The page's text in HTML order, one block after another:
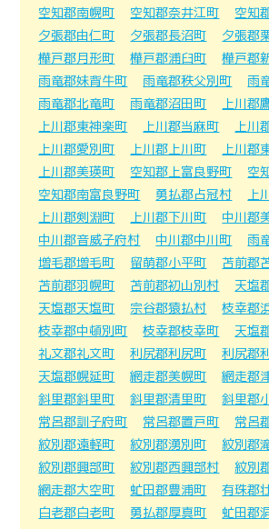
空知郡南幌町
空知郡奈井江町
空知
夕張郡由仁町
夕張郡長沼町
夕張郡
樺戸郡月形町
樺戸郡浦臼町
樺戸郡
雨竜郡妹背牛町
雨竜郡秩父別町
雨
雨竜郡北竜町
雨竜郡沼田町
上川郡
上川郡東神楽町
上川郡当麻町
上川
上川郡愛別町
上川郡上川町
上川郡
上川郡美瑛町
空知郡上富良野町
空
空知郡南富良野町
勇払郡占冠村
上
上川郡剣淵町
上川郡下川町
中川郡
中川郡音威子府村
中川郡中川町
雨
増毛郡増毛町
留萌郡小平町
苫前郡
苫前郡羽幌町
苫前郡初山別村
天塩
天塩郡天塩町
宗谷郡猿払村
枝幸郡
枝幸郡中頓別町
枝幸郡枝幸町
天塩
礼文郡礼文町
利尻郡利尻町
利尻郡
天塩郡幌延町
網走郡美幌町
網走郡
斜里郡斜里町
斜里郡清里町
斜里郡
常呂郡訓子府町
常呂郡置戸町
常呂
紋別郡遠軽町
紋別郡湧別町
紋別郡
紋別郡興部町
紋別郡西興部村
紋別
網走郡大空町
虻田郡豊浦町
有珠郡
白老郡白老町
勇払郡厚真町
虻田郡